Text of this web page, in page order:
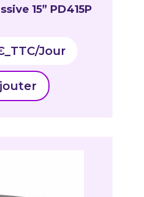
15” PD415P
_TTC